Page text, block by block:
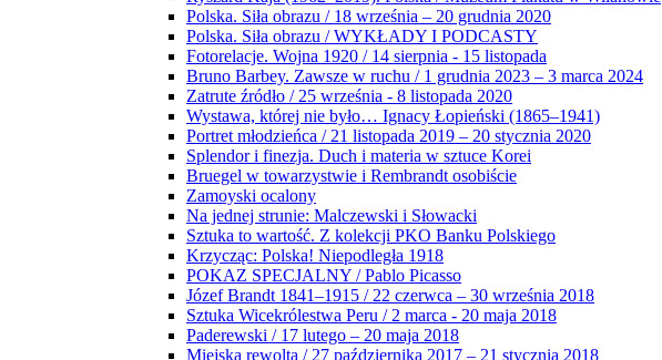
Polska. Siła obrazu / 18 września – 20 grudnia 2020
Polska. Siła obrazu / WYKŁADY I PODCASTY
Fotorelacje. Wojna 1920 / 14 sierpnia - 15 listopada
Bruno Barbey. Zawsze w ruchu / 1 grudnia 2023 – 3 marca 2024
Zatrute źródło / 25 września - 8 listopada 2020
Wystawa, której nie było… Ignacy Łopieński (1865–1941)
Portret młodzieńca / 21 listopada 2019 – 20 stycznia 2020
Splendor i finezja. Duch i materia w sztuce Korei
Bruegel w towarzystwie i Rembrandt osobiście
Zamoyski ocalony
Na jednej strunie: Malczewski i Słowacki
Sztuka to wartość. Z kolekcji PKO Banku Polskiego
Krzycząc: Polska! Niepodległa 1918
POKAZ SPECJALNY / Pablo Picasso
Józef Brandt 1841–1915 / 22 czerwca – 30 września 2018
Sztuka Wicekrólestwa Peru / 2 marca - 20 maja 2018
Paderewski / 17 lutego – 20 maja 2018
Miejska rewolta / 27 października 2017 – 21 stycznia 2018